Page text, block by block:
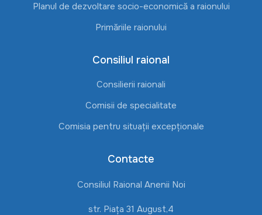
Planul de dezvoltare socio-economică a raionului
Primăriile raionului
Consiliul raional
Consilierii raionali
Comisii de specialitate
Comisia pentru situații excepționale
Contacte
Consiliul Raional Anenii Noi
str. Piața 31 August,4